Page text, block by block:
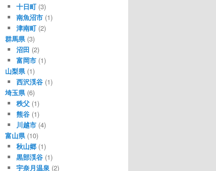
十日町 (3)
南魚沼市 (1)
津南町 (2)
群馬県(3)
沼田 (2)
富岡市 (1)
山梨県(1)
西沢渓谷 (1)
埼玉県(6)
秩父 (1)
熊谷 (1)
川越市 (4)
富山県(10)
秋山郷 (1)
黒部渓谷 (1)
宇奈月温泉 (2)